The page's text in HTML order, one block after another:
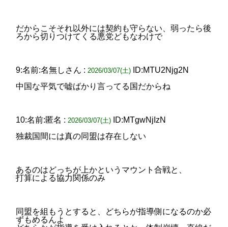
だからこそそれ以外には契約も守らない、弱ったら後
ろから切りつけてくる悪党どもなわけで
9:名前:名無しさん : 2026/03/07(土)
ID:MTU2Njg2N
中国な平気で嘘ばかり言ってる国だからね
10:名前:匿名 : 2026/03/07(土)
ID:MTgwNjIzN
独裁国間には真の同盟は存在しない
あるのはどっちが上かというマウント合戦と、
打算による協力関係のみ
同盟を組もうとすると、どちらが指導側になるのか必
ずもめるんよ